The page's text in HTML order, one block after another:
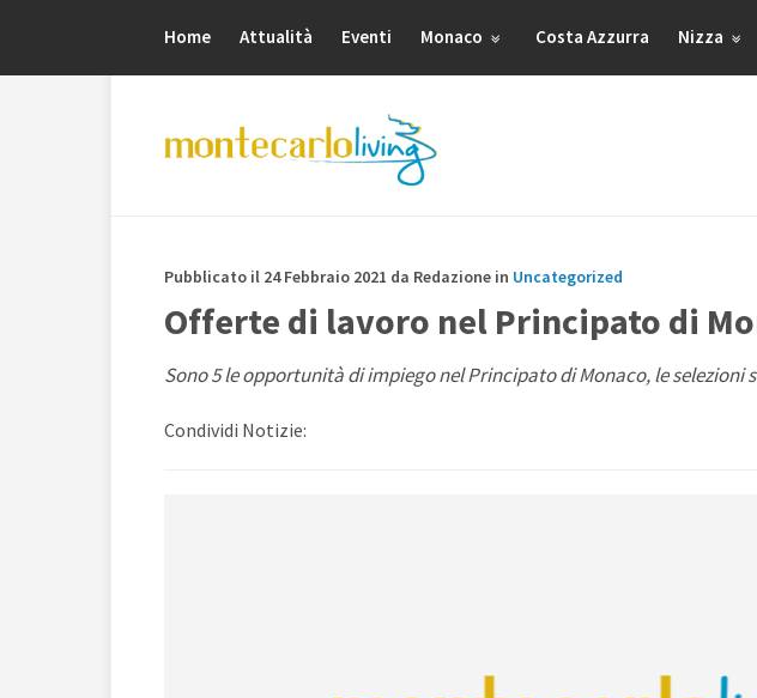
Home Attualità Eventi Monaco Costa Azzurra Nizza
Pubblicato il 24 Febbraio 2021 da Redazione in Uncategorized
Offerte di lavoro nel Principato di
Sono 5 le opportunità di impiego nel Principato di Monaco, le selezioni
Condividi Notizie: